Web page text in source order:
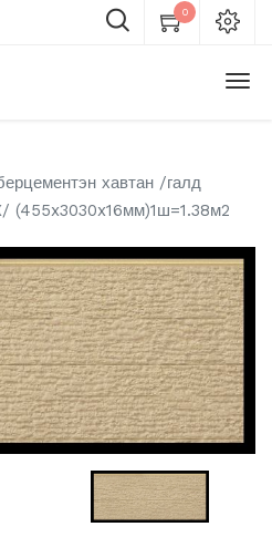
0
хавтан /галд
(455x3030x16мм)1ш=1.38м2